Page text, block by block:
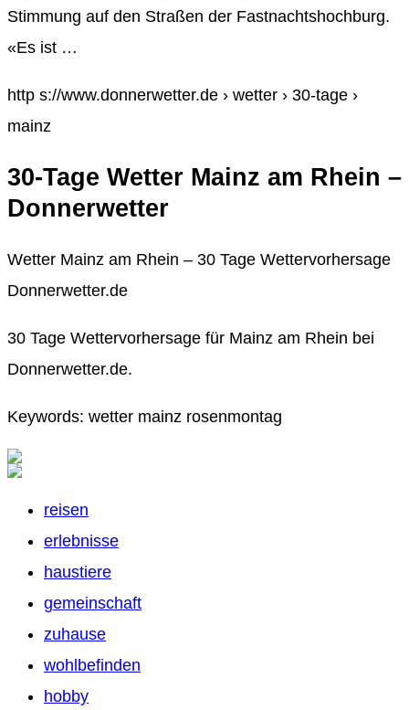
Stimmung auf den Straßen der Fastnachtshochburg.
«Es ist …
http s://www.donnerwetter.de › wetter › 30-tage ›
mainz
30-Tage Wetter Mainz am Rhein –
Donnerwetter
Wetter Mainz am Rhein – 30 Tage Wettervorhersage
Donnerwetter.de
30 Tage Wettervorhersage für Mainz am Rhein bei
Donnerwetter.de.
Keywords: wetter mainz rosenmontag
reisen
erlebnisse
haustiere
gemeinschaft
zuhause
wohlbefinden
hobby